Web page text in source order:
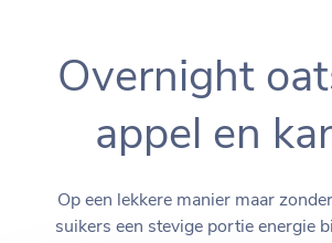
Overnight
appel en
Op een lekkere manier maar
suikers een stevige portie energie